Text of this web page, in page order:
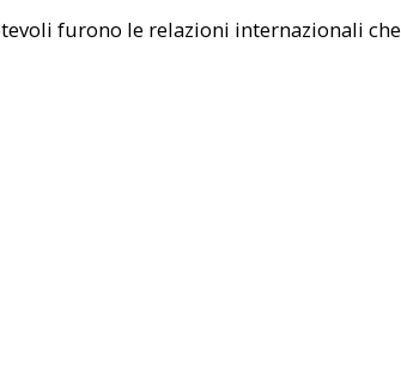
furono le relazioni internazionali che